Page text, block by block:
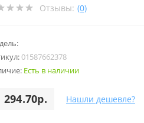
Отзывы: (0)
01587662378
Есть в наличии
294.70р. Нашли дешевле?